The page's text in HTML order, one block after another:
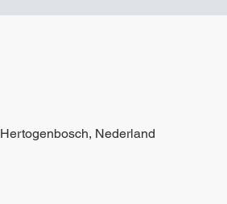
Nederland